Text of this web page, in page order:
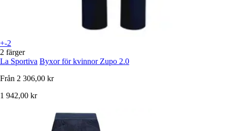
+-2
2 färger
La Sportiva Byxor för kvinnor Zupo 2.0
Från 2 306,00 kr
1 942,00 kr